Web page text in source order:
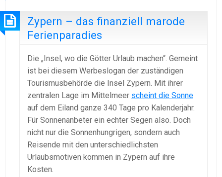
Zypern – das finanziell marode
Ferienparadies
Die „Insel, wo die Götter Urlaub machen“. Gemeint
ist bei diesem Werbeslogan der zuständigen
Tourismusbehörde die Insel Zypern. Mit ihrer
zentralen Lage im Mittelmeer scheint die Sonne
auf dem Eiland ganze 340 Tage pro Kalenderjahr.
Für Sonnenanbeter ein echter Segen also. Doch
nicht nur die Sonnenhungrigen, sondern auch
Reisende mit den unterschiedlichsten
Urlaubsmotiven kommen in Zypern auf ihre
Kosten.